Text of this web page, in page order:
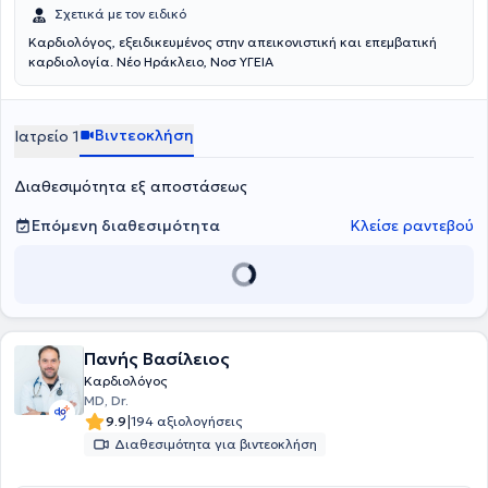
Σχετικά με τον ειδικό
Καρδιολόγος, εξειδικευμένος στην απεικονιστική και επεμβατική
καρδιολογία. Νέο Ηράκλειο, Νοσ ΥΓΕΙΑ
Ιατρείο 1 Βιντεοκλήση
Διαθεσιμότητα εξ αποστάσεως
Επόμενη διαθεσιμότητα
Κλείσε ραντεβού
Πανής Βασίλειος
Καρδιολόγος
MD, Dr.
9.9|194 αξιολογήσεις
Διαθεσιμότητα για βιντεοκλήση